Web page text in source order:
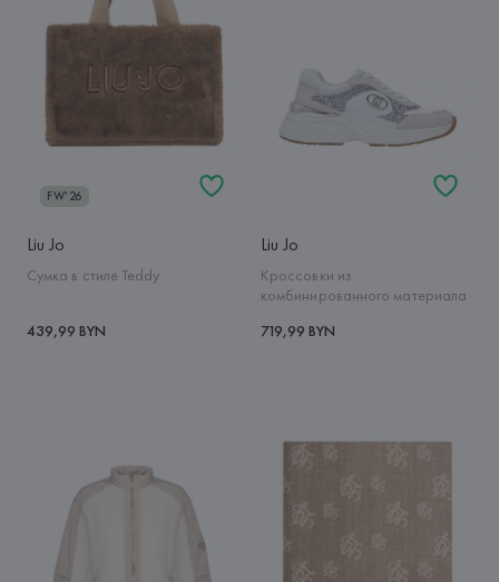
FW'26
Liu Jo
Сумка в стиле Teddy
439,99 BYN
Liu Jo
Кроссовки из
комбинированного материала
719,99 BYN